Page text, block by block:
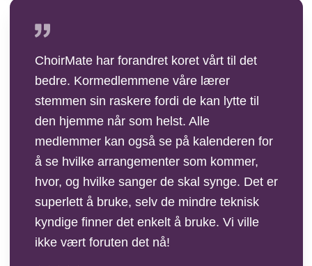
ChoirMate har forandret koret vårt til det
bedre. Kormedlemmene våre lærer
stemmen sin raskere fordi de kan lytte til
den hjemme når som helst. Alle
medlemmer kan også se på kalenderen for
å se hvilke arrangementer som kommer,
hvor, og hvilke sanger de skal synge. Det er
superlett å bruke, selv de mindre teknisk
kyndige finner det enkelt å bruke. Vi ville
ikke vært foruten det nå!